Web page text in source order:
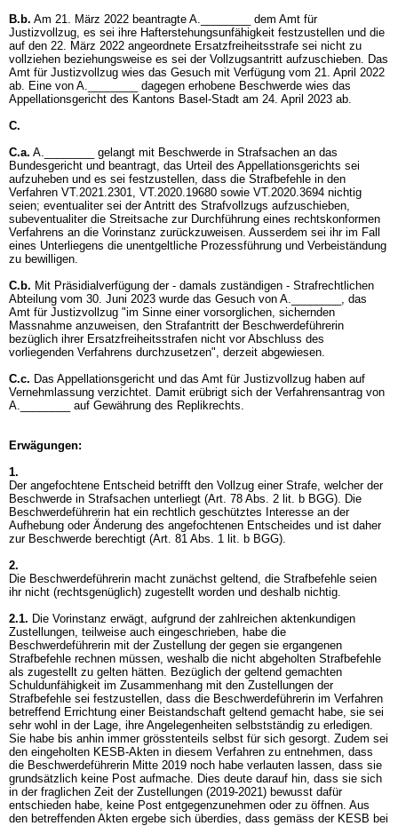
B.b. Am 21. März 2022 beantragte A.________ dem Amt für
Justizvollzug, es sei ihre Hafterstehungsunfähigkeit festzustellen und die
auf den 22. März 2022 angeordnete Ersatzfreiheitsstrafe sei nicht zu
vollziehen beziehungsweise es sei der Vollzugsantritt aufzuschieben. Das
Amt für Justizvollzug wies das Gesuch mit Verfügung vom 21. April 2022
ab. Eine von A.________ dagegen erhobene Beschwerde wies das
Appellationsgericht des Kantons Basel-Stadt am 24. April 2023 ab.
C.
C.a. A.________ gelangt mit Beschwerde in Strafsachen an das
Bundesgericht und beantragt, das Urteil des Appellationsgerichts sei
aufzuheben und es sei festzustellen, dass die Strafbefehle in den
Verfahren VT.2021.2301, VT.2020.19680 sowie VT.2020.3694 nichtig
seien; eventualiter sei der Antritt des Strafvollzugs aufzuschieben,
subeventualiter die Streitsache zur Durchführung eines rechtskonformen
Verfahrens an die Vorinstanz zurückzuweisen. Ausserdem sei ihr im Fall
eines Unterliegens die unentgeltliche Prozessführung und Verbeiständung
zu bewilligen.
C.b. Mit Präsidialverfügung der - damals zuständigen - Strafrechtlichen
Abteilung vom 30. Juni 2023 wurde das Gesuch von A.________, das
Amt für Justizvollzug "im Sinne einer vorsorglichen, sichernden
Massnahme anzuweisen, den Strafantritt der Beschwerdeführerin
bezüglich ihrer Ersatzfreiheitsstrafen nicht vor Abschluss des
vorliegenden Verfahrens durchzusetzen", derzeit abgewiesen.
C.c. Das Appellationsgericht und das Amt für Justizvollzug haben auf
Vernehmlassung verzichtet. Damit erübrigt sich der Verfahrensantrag von
A.________ auf Gewährung des Replikrechts.
Erwägungen:
1.
Der angefochtene Entscheid betrifft den Vollzug einer Strafe, welcher der
Beschwerde in Strafsachen unterliegt (Art. 78 Abs. 2 lit. b BGG). Die
Beschwerdeführerin hat ein rechtlich geschütztes Interesse an der
Aufhebung oder Änderung des angefochtenen Entscheides und ist daher
zur Beschwerde berechtigt (Art. 81 Abs. 1 lit. b BGG).
2.
Die Beschwerdeführerin macht zunächst geltend, die Strafbefehle seien
ihr nicht (rechtsgenüglich) zugestellt worden und deshalb nichtig.
2.1. Die Vorinstanz erwägt, aufgrund der zahlreichen aktenkundigen
Zustellungen, teilweise auch eingeschrieben, habe die
Beschwerdeführerin mit der Zustellung der gegen sie ergangenen
Strafbefehle rechnen müssen, weshalb die nicht abgeholten Strafbefehle
als zugestellt zu gelten hätten. Bezüglich der geltend gemachten
Schuldunfähigkeit im Zusammenhang mit den Zustellungen der
Strafbefehle sei festzustellen, dass die Beschwerdeführerin im Verfahren
betreffend Errichtung einer Beistandschaft geltend gemacht habe, sie sei
sehr wohl in der Lage, ihre Angelegenheiten selbstständig zu erledigen.
Sie habe bis anhin immer grösstenteils selbst für sich gesorgt. Zudem sei
den eingeholten KESB-Akten in diesem Verfahren zu entnehmen, dass
die Beschwerdeführerin Mitte 2019 noch habe verlauten lassen, dass sie
grundsätzlich keine Post aufmache. Dies deute darauf hin, dass sie sich
in der fraglichen Zeit der Zustellungen (2019-2021) bewusst dafür
entschieden habe, keine Post entgegenzunehmen oder zu öffnen. Aus
den betreffenden Akten ergebe sich überdies, dass gemäss der KESB bei